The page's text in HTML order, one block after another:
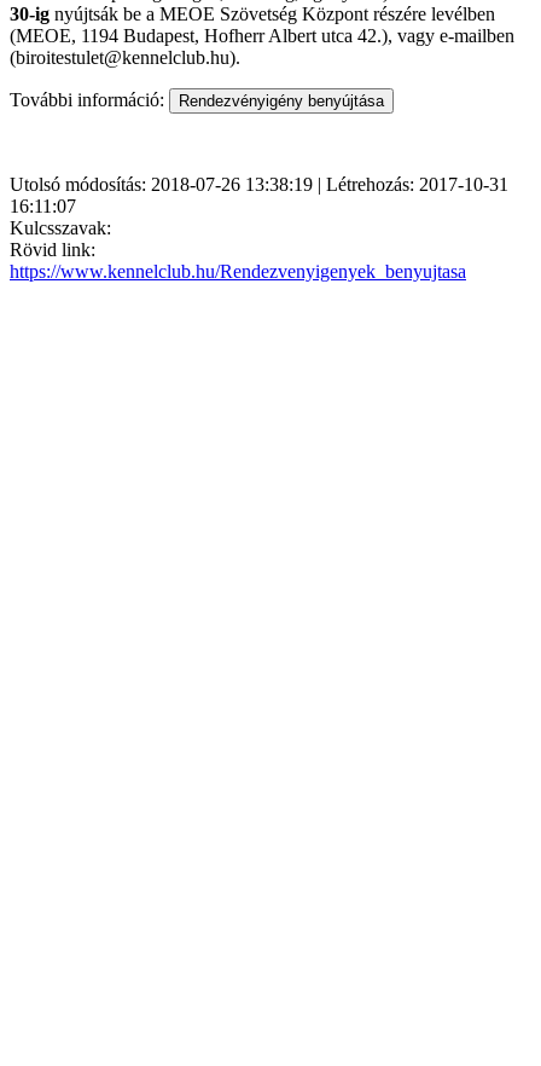
30-ig nyújtsák be a MEOE Szövetség Központ részére levélben
(MEOE, 1194 Budapest, Hofherr Albert utca 42.), vagy e-mailben
(biroitestulet@kennelclub.hu).
További információ:
Utolsó módosítás: 2018-07-26 13:38:19 | Létrehozás: 2017-10-31
16:11:07
Kulcsszavak:
Rövid link:
https://www.kennelclub.hu/Rendezvenyigenyek_benyujtasa